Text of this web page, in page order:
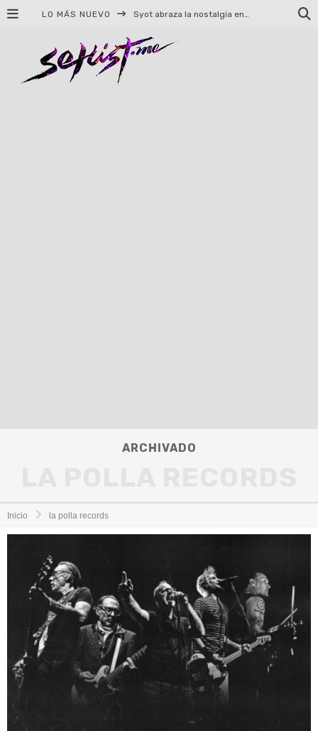
LO MÁS NUEVO Syot abraza la nostalgia en «Blame», el primer adelanto de su EP debut
ARCHIVADO
Inicio la polla records